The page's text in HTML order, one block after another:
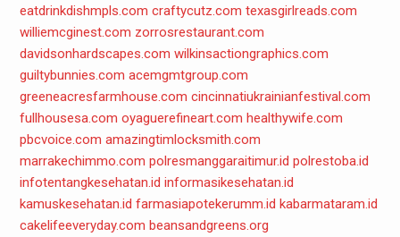
eatdrinkdishmpls.com craftycutz.com texasgirlreads.com
williemcginest.com zorrosrestaurant.com
davidsonhardscapes.com wilkinsactiongraphics.com
guiltybunnies.com acemgmtgroup.com
greeneacresfarmhouse.com cincinnatiukrainianfestival.com
fullhousesa.com oyaguerefineart.com healthywife.com
pbcvoice.com amazingtimlocksmith.com
marrakechimmo.com polresmanggaraitimur.id polrestoba.id
infotentangkesehatan.id informasikesehatan.id
kamuskesehatan.id farmasiapotekerumm.id kabarmataram.id
cakelifeeveryday.com beansandgreens.org